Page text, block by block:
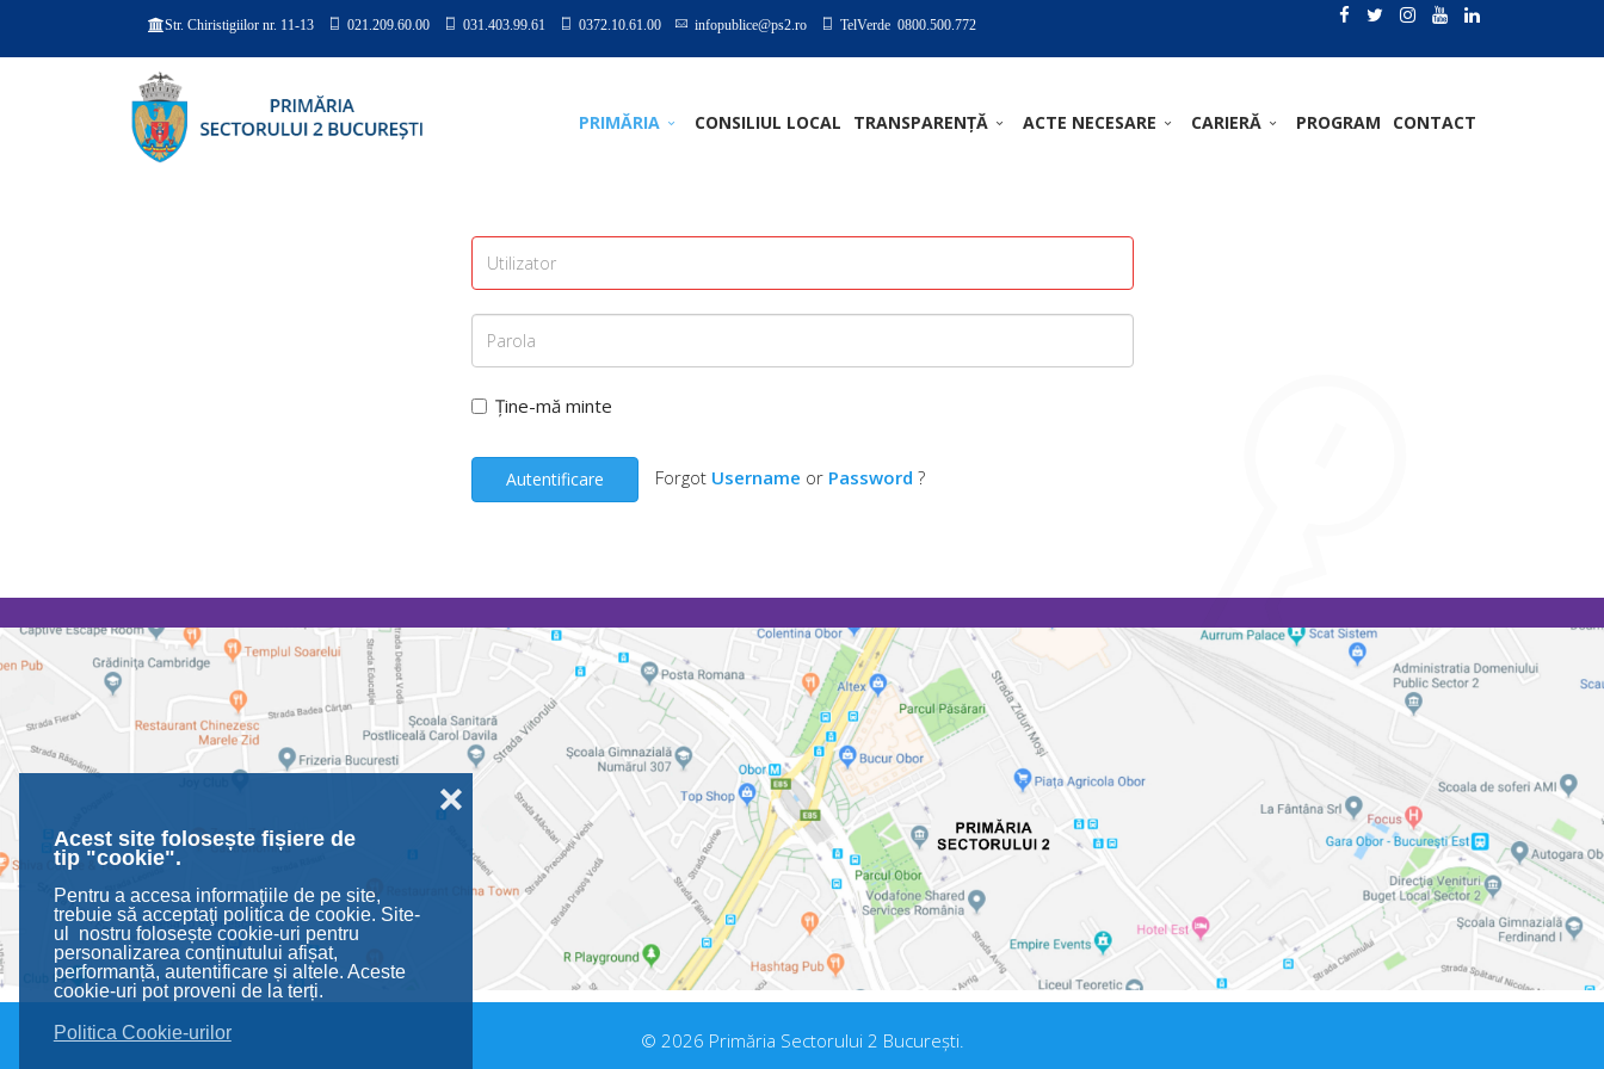
Acest site folosește fișiere de
tip "cookie".
Pentru a accesa informaţiile de pe site,
trebuie să acceptaţi politica de cookie. Site-
ul nostru folosește cookie-uri pentru
personalizarea conținutului afișat,
performanță, autentificare și altele. Aceste
cookie-uri pot proveni de la terți.
Politica Cookie-urilor
❌
Str. Chiristigiilor nr. 11-13 021.209.60.00 031.403.99.61 0372.10.61.00 infopublice@ps2.ro TelVerde 0800.500.772
PRIMĂRIA CONSILIUL LOCAL TRANSPARENȚĂ ACTE NECESARE CARIERĂ PROGRAM CONTACT
Ține-mă minte
Autentificare Forgot Username or Password ?
© 2026 Primăria Sectorului 2 București.